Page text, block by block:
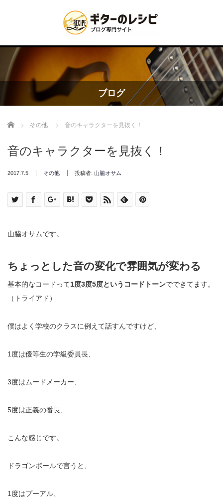
ブログ
Home その他 音のキャラクターを見抜く！
音のキャラクターを見抜く！
2017.7.5 その他 投稿者: 山脇オサム
山脇オサムです。
ちょっとした音の変化で雰囲気が変わる
基本的なコードって1度3度5度というコードトーンでできてます。
（トライアド）
僕はよく学校のクラスに例えて話すんですけど、
1 度は優等生の学級委員長、
3度はムードメーカー、
5度は正義の番長、
こんな感じです。
ドラゴンボールで言うと、
1 度はプーアル、